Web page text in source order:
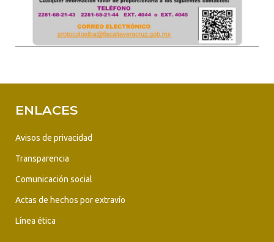
ENLACES
Avisos de privacidad
Transparencia
Comunicación social
Actas de hechos por extravío
Línea ética